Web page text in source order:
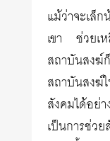
แม้ว่าจะเล็
เขา ช่วยเ
สถาบันสงฆ์
สถาบันสงฆ์
สังคมได้อ
เป็นการช่ว